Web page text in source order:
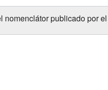
nomenclátor publicado por